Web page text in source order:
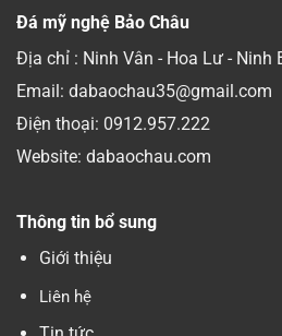
Đá mỹ nghệ Bảo Châu
Địa chỉ : Ninh Vân - Hoa Lư - Ninh
Email: dabaochau35@gmail.com
Điện thoại: 0912.957.222
Website: dabaochau.com
Thông tin bổ sung
Giới thiệu
Liên hệ